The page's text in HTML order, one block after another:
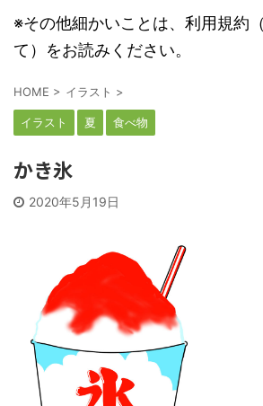
※その他細かいことは、利用規約
て）をお読みください。
HOME > イラスト >
イラスト 夏 食べ物
かき氷
2020年5月19日